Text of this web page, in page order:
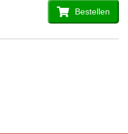
Bestellen